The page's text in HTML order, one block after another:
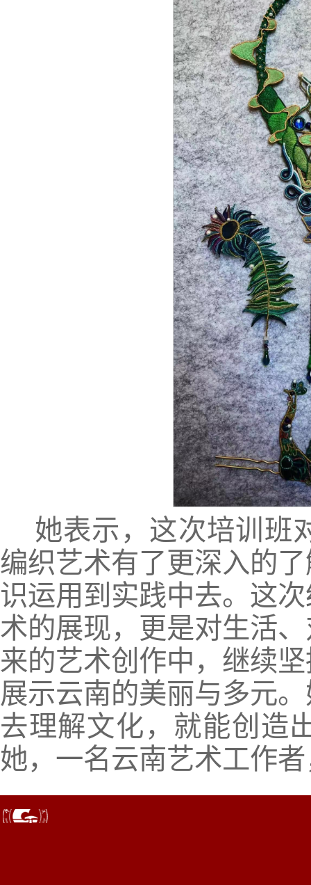
她表示，这次培训班
编织艺术有了更深入的
识运用到实践中去。这
术的展现，更是对生活
来的艺术创作中，继续
展示云南的美丽与多元
去理解文化，就能创造
她，一名云南艺术工作